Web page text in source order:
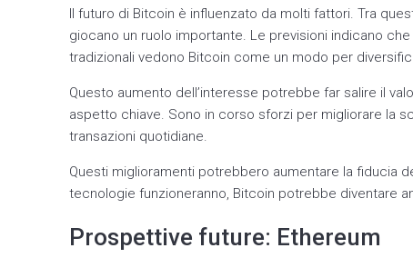
Il futuro di Bitcoin è influenzato da molti fattori. Tra
giocano un ruolo importante. Le previsioni indicano
tradizionali vedono Bitcoin come un modo per
Questo aumento dell’interesse potrebbe far salire il
aspetto chiave. Sono in corso sforzi per migliorare la
transazioni quotidiane.
Questi miglioramenti potrebbero aumentare la fiducia
tecnologie funzioneranno, Bitcoin potrebbe diventare
Prospettive future: Ethereum